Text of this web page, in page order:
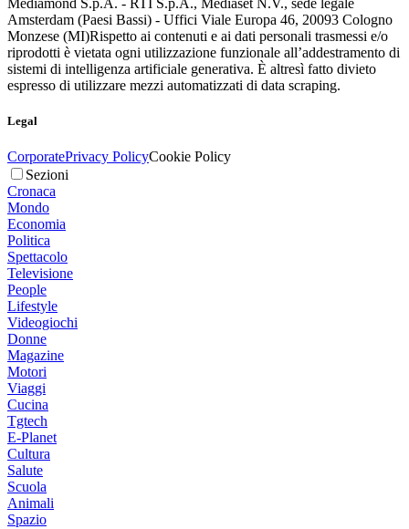
Amsterdam (Paesi Bassi) - Uffici Viale Europa 46, 20093 Cologno
Monzese (MI)Rispetto ai contenuti e ai dati personali trasmessi e/o
riprodotti è vietata ogni utilizzazione funzionale all’addestramento di
sistemi di intelligenza artificiale generativa. È altresì fatto divieto
espresso di utilizzare mezzi automatizzati di data scraping.
Legal
CorporatePrivacy PolicyCookie Policy
Sezioni
Cronaca
Mondo
Economia
Politica
Spettacolo
Televisione
People
Lifestyle
Videogiochi
Donne
Magazine
Motori
Viaggi
Cucina
Tgtech
E-Planet
Cultura
Salute
Scuola
Animali
Spazio